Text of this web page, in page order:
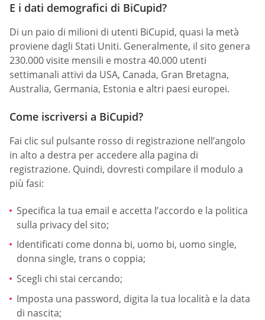
E i dati demografici di BiCupid?
Di un paio di milioni di utenti BiCupid, quasi la metà
proviene dagli Stati Uniti. Generalmente, il sito genera
230.000 visite mensili e mostra 40.000 utenti
settimanali attivi da USA, Canada, Gran Bretagna,
Australia, Germania, Estonia e altri paesi europei.
Come iscriversi a BiCupid?
Fai clic sul pulsante rosso di registrazione nell’angolo
in alto a destra per accedere alla pagina di
registrazione. Quindi, dovresti compilare il modulo a
più fasi:
Specifica la tua email e accetta l’accordo e la politica
sulla privacy del sito;
Identificati come donna bi, uomo bi, uomo single,
donna single, trans o coppia;
Scegli chi stai cercando;
Imposta una password, digita la tua località e la data
di nascita;